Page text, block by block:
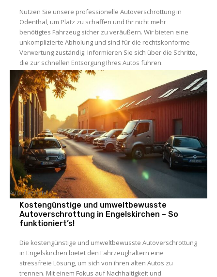
Nutzen Sie unsere professionelle Autoverschrottung in
Odenthal, um Platz zu schaffen und Ihr nicht mehr
benötigtes Fahrzeug sicher zu veräußern. Wir bieten eine
unkomplizierte Abholung und sind für die rechtskonforme
Verwertung zuständig. Informieren Sie sich über die Schritte,
die zur schnellen Entsorgung Ihres Autos führen.
Auto / Verkehr
Kostengünstige und umweltbewusste
Autoverschrottung in Engelskirchen – So
funktioniert’s!
Die kostengünstige und umweltbewusste Autoverschrottung
in Engelskirchen bietet den Fahrzeughaltern eine
stressfreie Lösung, um sich von ihren alten Autos zu
trennen. Mit einem Fokus auf Nachhaltigkeit und